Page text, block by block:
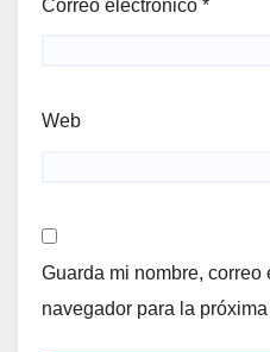
Correo electrónico *
Web
Guarda mi nombre,
navegador para la